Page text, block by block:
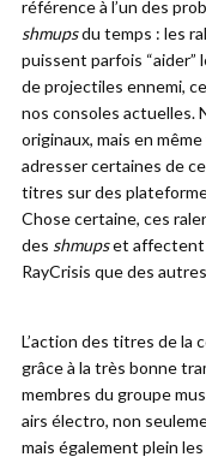
référence à l’un des
shmupsdu temps : les
puissent parfois “aider”
de projectiles ennemi,
nos consoles actuelles.
originaux, mais en
adresser certaines de
titres sur des
Chose certaine, ces
des shmupset affectent
RayCrisis que des
L’action des titres de la
grâce à la très bonne
membres du groupe
airs électro, non
mais également plein